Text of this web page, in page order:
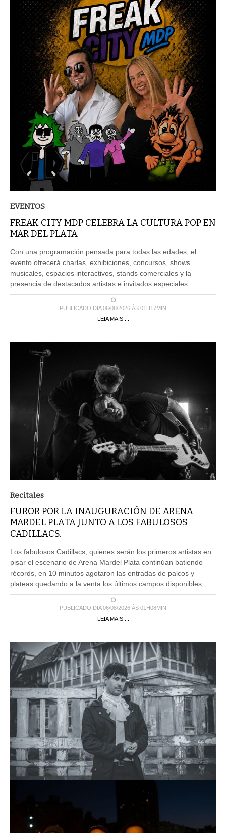
EVENTOS
FREAK CITY MDP CELEBRA LA CULTURA POP EN
MAR DEL PLATA
Con una programación pensada para todas las edades, el
evento ofrecerá charlas, exhibiciones, concursos, shows
musicales, espacios interactivos, stands comerciales y la
presencia de destacados artistas e invitados especiales.
PUBLICADO DIA 06/08/2026 ÀS 01H17MIN
LEIA MAIS ...
Recitales
FUROR POR LA INAUGURACIÓN DE ARENA
MARDEL PLATA JUNTO A LOS FABULOSOS
CADILLACS.
Los fabulosos Cadillacs, quienes serán los primeros artistas en
pisar el escenario de Arena Mardel Plata continúan batiendo
récords, en 10 minutos agotaron las entradas de palcos y
plateas quedando a la venta los últimos campos disponibles,
PUBLICADO DIA 06/08/2026 ÀS 01H08MIN
LEIA MAIS ...